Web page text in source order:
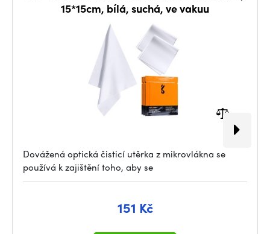
15*15cm, bílá, suchá, ve vakuu
Dovážená optická čisticí utěrka z mikrovlákna se
používá k zajištění toho, aby se
151 Kč